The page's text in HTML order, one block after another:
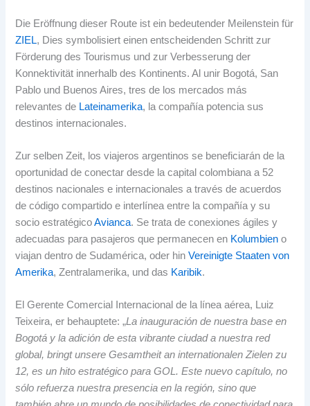
Die Eröffnung dieser Route ist ein bedeutender Meilenstein für
ZIEL, Dies symbolisiert einen entscheidenden Schritt zur
Förderung des Tourismus und zur Verbesserung der
Konnektivität innerhalb des Kontinents.Al unir Bogotá, San
Pablo und Buenos Aires,tres de los mercados más
relevantes de Lateinamerika, la compañía potencia sus
destinos internacionales.
Zur selben Zeit, los viajeros argentinos se beneficiarán de la
oportunidad de conectar desde la capital colombiana a 52
destinos nacionales e internacionales a través de acuerdos
de código compartido e interlínea entre la compañía y su
socio estratégico Avianca. Se trata de conexiones ágiles y
adecuadas para pasajeros que permanecen en Kolumbien o
viajan dentro de Sudamérica, oder hinVereinigte Staaten von
Amerika, Zentralamerika, und das Karibik.
El Gerente Comercial Internacional de la línea aérea, Luiz
Teixeira, er behauptete: „La inauguración de nuestra base en
Bogotá y la adición de esta vibrante ciudad a nuestra red
global, bringt unsere Gesamtheit an internationalen Zielen zu
12,es un hito estratégico para GOL.Este nuevo capítulo,no
sólo refuerza nuestra presencia en la región,sino que